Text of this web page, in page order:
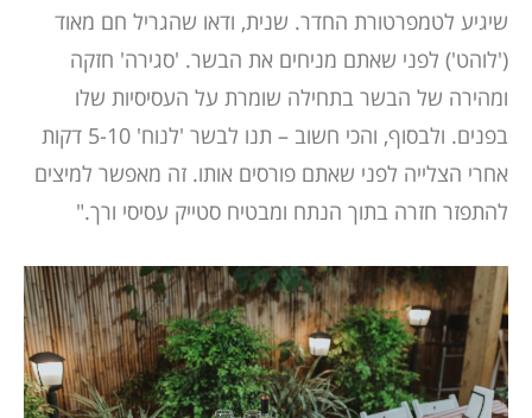
שיגיע לטמפרטורת החדר. שנית, ודאו שהגריל חם מאוד
('לוהט') לפני שאתם מניחים את הבשר. 'סגירה' חזקה
ומהירה של הבשר בתחילה שומרת על העסיסיות שלו
בפנים. ולבסוף, והכי חשוב – תנו לבשר 'לנוח' 5-10 דקות
אחרי הצלייה לפני שאתם פורסים אותו. זה מאפשר למיצים
להתפזר חזרה בתוך הנתח ומבטיח סטייק עסיסי ורך."